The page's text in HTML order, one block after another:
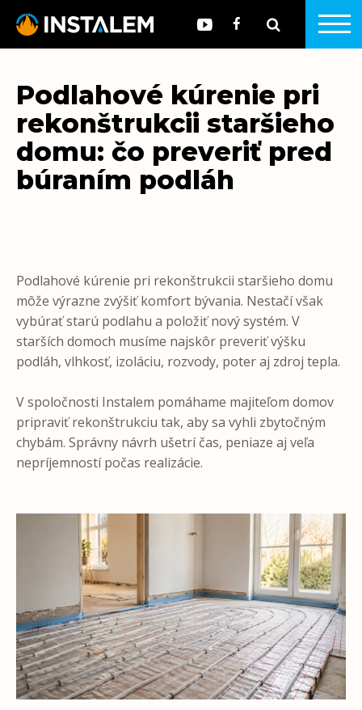
Podlahové kúrenie pri
rekonštrukcii staršieho
domu: čo preveriť pred
búraním podláh
Podlahové kúrenie pri rekonštrukcii staršieho domu
môže výrazne zvýšiť komfort bývania. Nestačí však
vybúrať starú podlahu a položiť nový systém. V
starších domoch musíme najskôr preveriť výšku
podláh, vlhkosť, izoláciu, rozvody, poter aj zdroj tepla.
V spoločnosti Instalem pomáhame majiteľom domov
pripraviť rekonštrukciu tak, aby sa vyhli zbytočným
chybám. Správny návrh ušetrí čas, peniaze aj veľa
nepríjemností počas realizácie.